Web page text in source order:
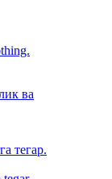
ва
тегар.